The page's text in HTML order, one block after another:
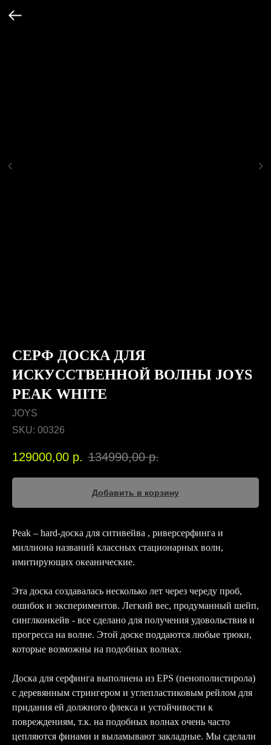
СЕРФ ДОСКА ДЛЯ
ИСКУССТВЕННОЙ ВОЛНЫ JOYS
PEAK WHITE
JOYS
SKU: 00326
129000,00 р. 134990,00 р.
Добавить в корзину
Peak – hard-доска для ситивейва , риверсерфинга и
миллиона названий классных стационарных волн,
имитирующих океанические.
Эта доска создавалась несколько лет через череду проб,
ошибок и экспериментов. Легкий вес, продуманный шейп,
синглконкейв - все сделано для получения удовольствия и
прогресса на волне. Этой доске поддаются любые трюки,
которые возможны на подобных волнах.
Доска для серфинга выполнена из EPS (пенополистирола)
с деревянным стрингером и углепластиковым рейлом для
придания ей должного флекса и устойчивости к
повреждениям, т.к. на подобных волнах очень часто
цепляются финами и выламывают закладные. Мы сделали